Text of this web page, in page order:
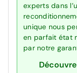
experts dans
unique nous
en parfait état
par notre